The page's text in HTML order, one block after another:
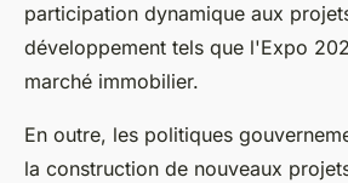
participation dynamique aux
développement tels que l'Expo
marché immobilier.
En outre, les politiques
la construction de nouveaux